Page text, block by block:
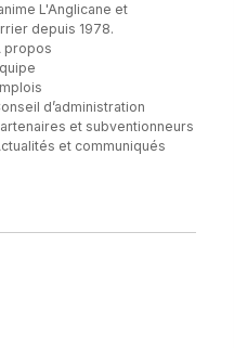
L'Anglicane et
depuis 1978.
propos
d’administration
et subventionneurs
et communiqués